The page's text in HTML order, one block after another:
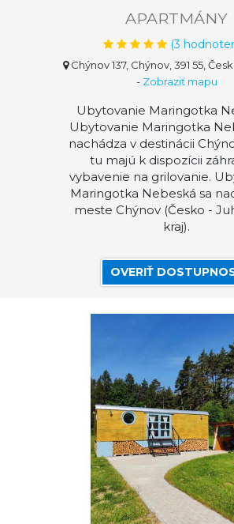
APARTMÁNY
(3
Chýnov 137, Chýnov, 391 55,
- Zobraziť mapu
Ubytovanie Maringotka
Ubytovanie Maringotka
nachádza v destinácii
tu majú k dispozícii
vybavenie na grilovanie.
Maringotka Nebeská sa
meste Chýnov (Česko -
kraj).
OVERIŤ